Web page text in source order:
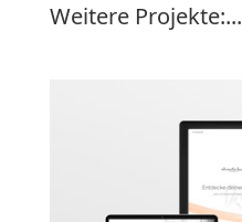
Weitere Projekte:...